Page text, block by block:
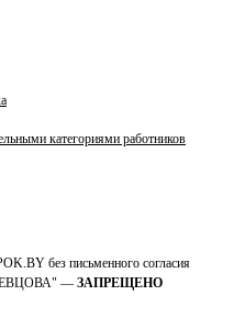
категориями работников
без письменного согласия
— ЗАПРЕЩЕНО